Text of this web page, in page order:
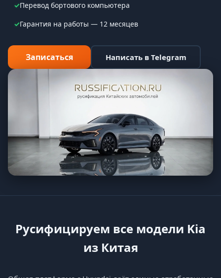
✓Перевод бортового компьютера
✓Гарантия на работы — 12 месяцев
Записаться Написать в Telegram
Русифицируем все модели Kia
из Китая